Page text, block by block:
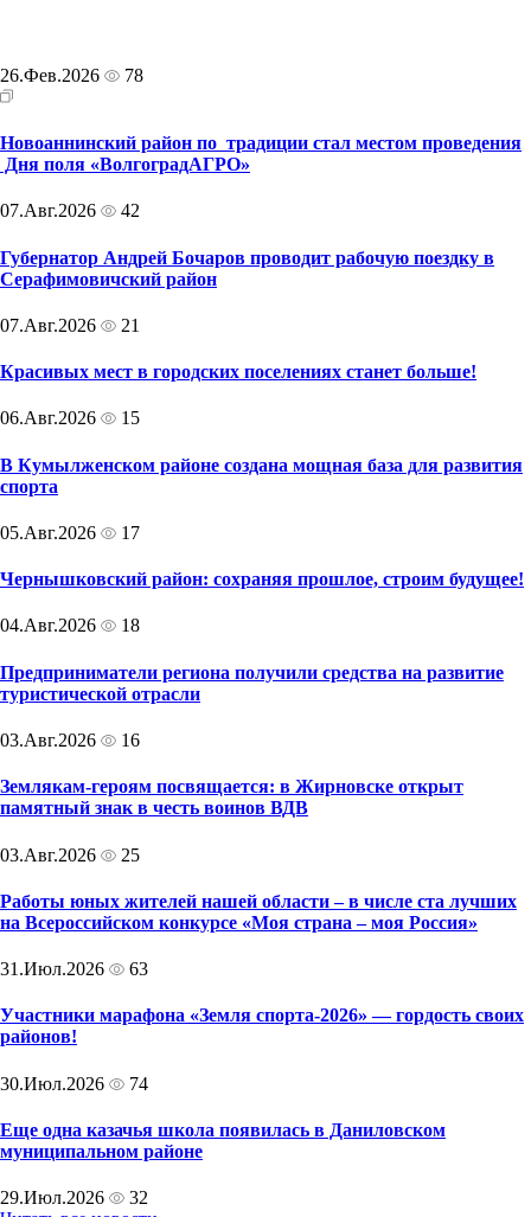
26.Фев.2026 78
Новоаннинский район по традиции стал местом проведения
Дня поля «ВолгоградАГРО»
07.Авг.2026 42
Губернатор Андрей Бочаров проводит рабочую поездку в
Серафимовичский район
07.Авг.2026 21
Красивых мест в городских поселениях станет больше!
06.Авг.2026 15
В Кумылженском районе создана мощная база для развития
спорта
05.Авг.2026 17
Чернышковский район: сохраняя прошлое, строим будущее!
04.Авг.2026 18
Предприниматели региона получили средства на развитие
туристической отрасли
03.Авг.2026 16
Землякам-героям посвящается: в Жирновске открыт
памятный знак в честь воинов ВДВ
03.Авг.2026 25
Работы юных жителей нашей области – в числе ста лучших
на Всероссийском конкурсе «Моя страна – моя Россия»
31.Июл.2026 63
Участники марафона «Земля спорта-2026» — гордость своих
районов!
30.Июл.2026 74
Еще одна казачья школа появилась в Даниловском
муниципальном районе
29.Июл.2026
32